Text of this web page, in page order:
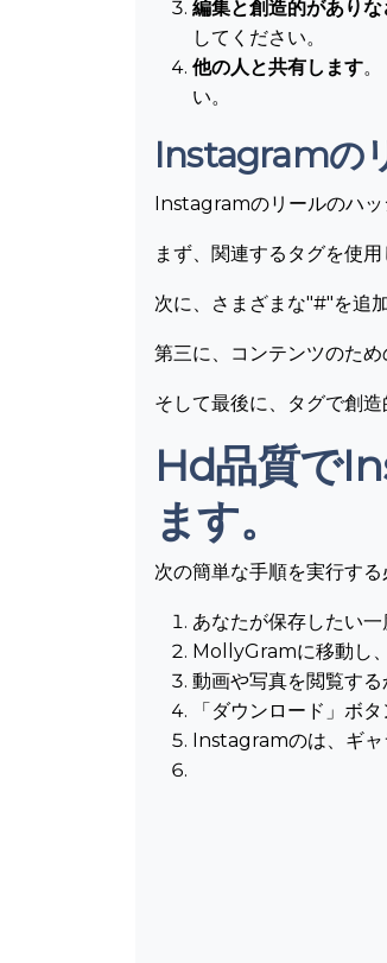
編集と創造的がありな
してください。
他の人と共有します
い。
Instagramの
Instagramのリールのハッ
まず、関連するタグを使
次に、さまざまな"#"を追
第三に、コンテンツのた
そして最後に、タグで創
Hd品質で
ます。
次の簡単な手順を実行す
あなたが保存したい
MollyGramに移動し
動画や写真を閲覧す
「ダウンロード」ボ
Instagramのは、ギャ